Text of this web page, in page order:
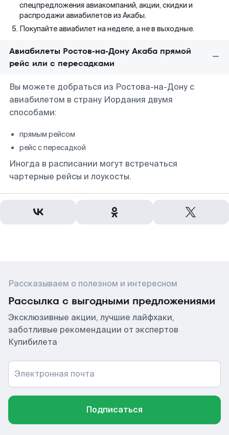
спецпредложения авиакомпаний, акции, скидки и
распродажи авиабилетов из Акабы.
Покупайте авиабилет на неделе, а не в выходные.
Авиабилеты Ростов-на-Дону Акаба прямой
рейс или с пересадками
Вы можете добраться из Ростова-на-Дону с
авиабилетом в страну Иордания двумя
способами:
прямым рейсом
рейс с пересадкой
Иногда в расписании могут встречаться
чартерные рейсы и лоукосты.
Рассказываем о полезном и интересном
Рассылка с выгодными предложениями
Эксклюзивные акции, лучшие лайфхаки,
заботливые рекомендации от экспертов
Купибилета
Электронная почта
Подписаться